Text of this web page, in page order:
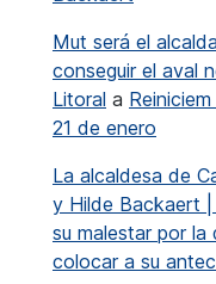
Mut será el
conseguir el aval
Litoral a
21 de enero
La alcaldesa de
y Hilde Backaert
su malestar por
colocar a su